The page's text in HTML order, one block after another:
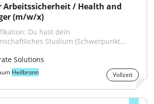
Arbeitssicherheit / Health and
(m/w/x)
Du hast dein
Studium (Schwerpunkt...
Solutions
Heilbronn Vollzeit